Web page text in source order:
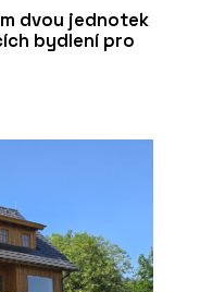
dvou jednotek
bydlení pro